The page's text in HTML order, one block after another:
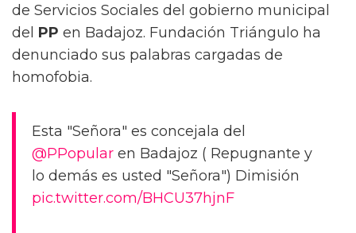
de Servicios Sociales del gobierno municipal
del PP en Badajoz. Fundación Triángulo ha
denunciado sus palabras cargadas de
homofobia.
Esta "Señora" es concejala del
@PPopular en Badajoz ( Repugnante y
lo demás es usted "Señora") Dimisión
pic.twitter.com/BHCU37hjnF